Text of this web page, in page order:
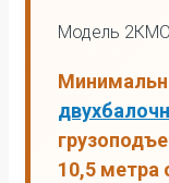
Модель
10,5 метра